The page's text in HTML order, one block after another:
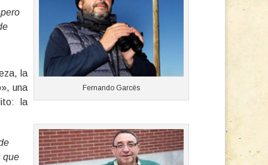
Fernando Garcés
la
una
la
que